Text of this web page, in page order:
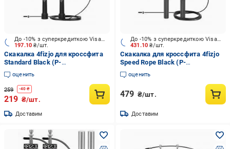
197.10₴/шт.
До -10% з суперкредиткою Visa Вигода
Скакалка 4fizjo для кроссфита
Standard Black (P-
5907739311511)
оценить
259 -40 ₴
219 ₴/шт.
Доставим
431.10₴/шт.
До -10% з суперкредиткою Visa Вигода
Скакалка для кроссфита 4fizjo
Speed ​​Rope Black (P-
5907222931165)
оценить
479 ₴/шт.
Доставим